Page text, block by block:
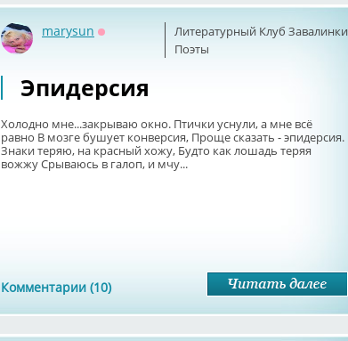
Литературный Клуб Завалинки
Поэты
marysun
Эпидерсия
Холодно мне...закрываю окно. Птички уснули, а мне всё
равно В мозге бушует конверсия, Проще сказать - эпидерсия.
Знаки теряю, на красный хожу, Будто как лошадь теряя
вожжу Срываюсь в галоп, и мчу...
Комментарии (10)